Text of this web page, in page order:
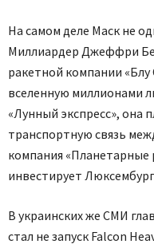
На самом деле Маск не
Миллиардер Джеффри
ракетной компании
вселенную миллионами
«Лунный экспресс», она
транспортную связь
компания
инвестирует
В украинских же СМИ
стал не запуск Falcon